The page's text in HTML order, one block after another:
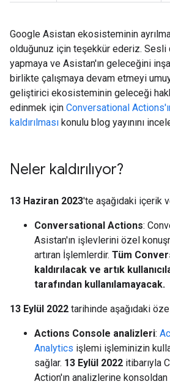
Google Asistan ekosisteminin
olduğunuz için teşekkür ederiz. Sesli
yapmaya ve Asistan'ın geleceğini
birlikte çalışmaya devam etmeyi
geliştirici ekosisteminin geleceği
edinmek için Conversational
kaldırılması konulu blog yayınını
Neler kaldırılıyor?
13 Haziran 2023'te aşağıdaki içerik
Conversational Actions:
Asistan'ın işlevlerini özel
artıran İşlemlerdir. Tüm
kaldırılacak ve artık
tarafından kullanılamayacak.
13 Eylül 2022 tarihinde aşağıdaki
Actions Console analizleri:
Analytics işlemi işleminizin
sağlar. 13 Eylül 2022 itibarıyla
Action'ın analizlerine